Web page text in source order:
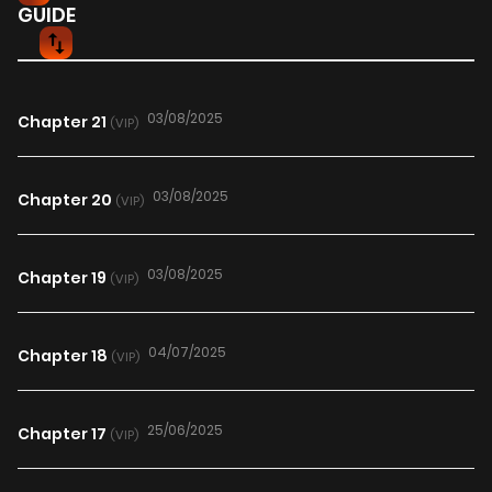
GUIDE
Chapter 21 (VIP) 03/08/2025
Chapter 20 (VIP) 03/08/2025
Chapter 19 (VIP) 03/08/2025
Chapter 18 (VIP) 04/07/2025
Chapter 17 (VIP) 25/06/2025